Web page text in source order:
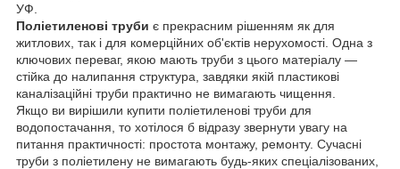
УФ.
Поліетиленові труби є прекрасним рішенням як для
житлових, так і для комерційних об'єктів нерухомості. Одна з
ключових переваг, якою мають труби з цього матеріалу —
стійка до налипання структура, завдяки якій пластикові
каналізаційні труби практично не вимагають чищення.
Якщо ви вирішили купити поліетиленові труби для
водопостачання, то хотілося б відразу звернути увагу на
питання практичності: простота монтажу, ремонту. Сучасні
труби з поліетилену не вимагають будь-яких спеціалізованих,